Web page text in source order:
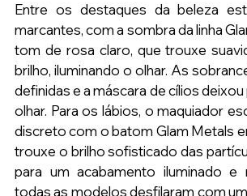
Entre os destaques da beleza
marcantes, com a sombra da linha
tom de rosa claro, que trouxe
brilho, iluminando o olhar. As
definidas e a máscara de cílios
olhar. Para os lábios, o maquiador
discreto com o batom Glam Metals
trouxe o brilho sofisticado das
para um acabamento iluminado e
todas as modelos desfilaram com